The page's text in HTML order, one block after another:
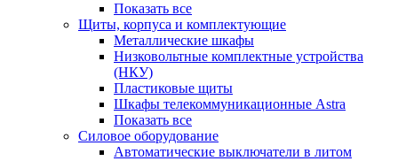
Показать все
Щиты, корпуса и комплектующие
Металлические шкафы
Низковольтные комплектные устройства
(НКУ)
Пластиковые щиты
Шкафы телекоммуникационные Astra
Показать все
Силовое оборудование
Автоматические выключатели в литом